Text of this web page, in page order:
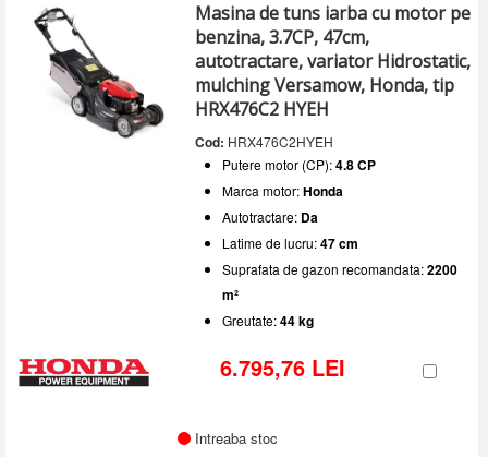
Masina de tuns iarba cu motor pe
benzina, 3.7CP, 47cm,
autotractare, variator Hidrostatic,
mulching Versamow, Honda, tip
HRX476C2 HYEH
Cod: HRX476C2HYEH
Putere motor (CP):4.8 CP
Marca motor:Honda
Autotractare: Da
Latime de lucru:47 cm
Suprafata de gazon recomandata:2200
m²
Greutate:44 kg
6.795,76 LEI
Intreaba stoc